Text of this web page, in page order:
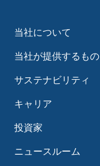
当社について
当社が提供するもの
サステナビリティ
キャリア
投資家
ニュースルーム